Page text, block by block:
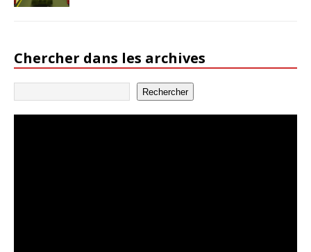
Chercher dans les archives
Rechercher